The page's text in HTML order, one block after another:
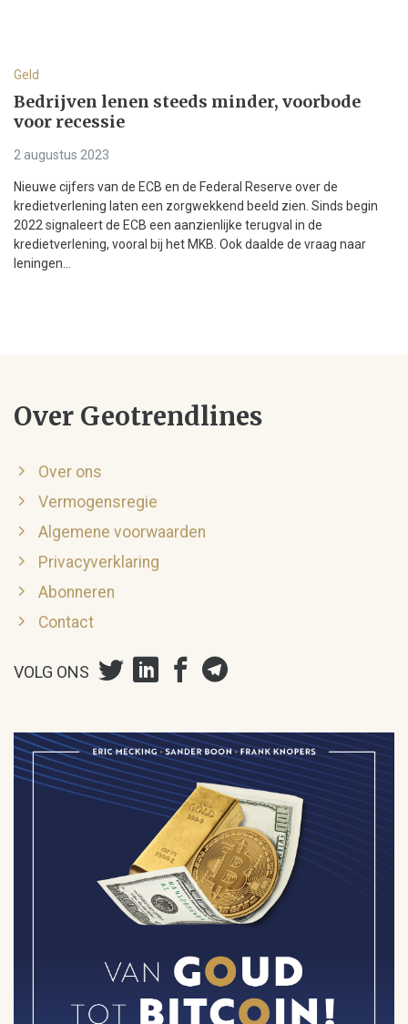
Geld
Bedrijven lenen steeds minder, voorbode
voor recessie
2 augustus 2023
Nieuwe cijfers van de ECB en de Federal Reserve over de
kredietverlening laten een zorgwekkend beeld zien. Sinds begin
2022 signaleert de ECB een aanzienlijke terugval in de
kredietverlening, vooral bij het MKB. Ook daalde de vraag naar
leningen...
Over Geotrendlines
Over ons
Vermogensregie
Algemene voorwaarden
Privacyverklaring
Abonneren
Contact
VOLG ONS